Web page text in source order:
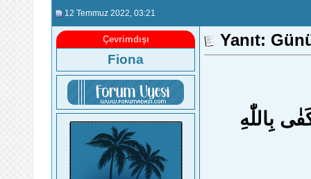
12 Temmuz 2022 , 03:21
Çevrimdışı
Fiona
Yanıt:
بِاللّٰهِ